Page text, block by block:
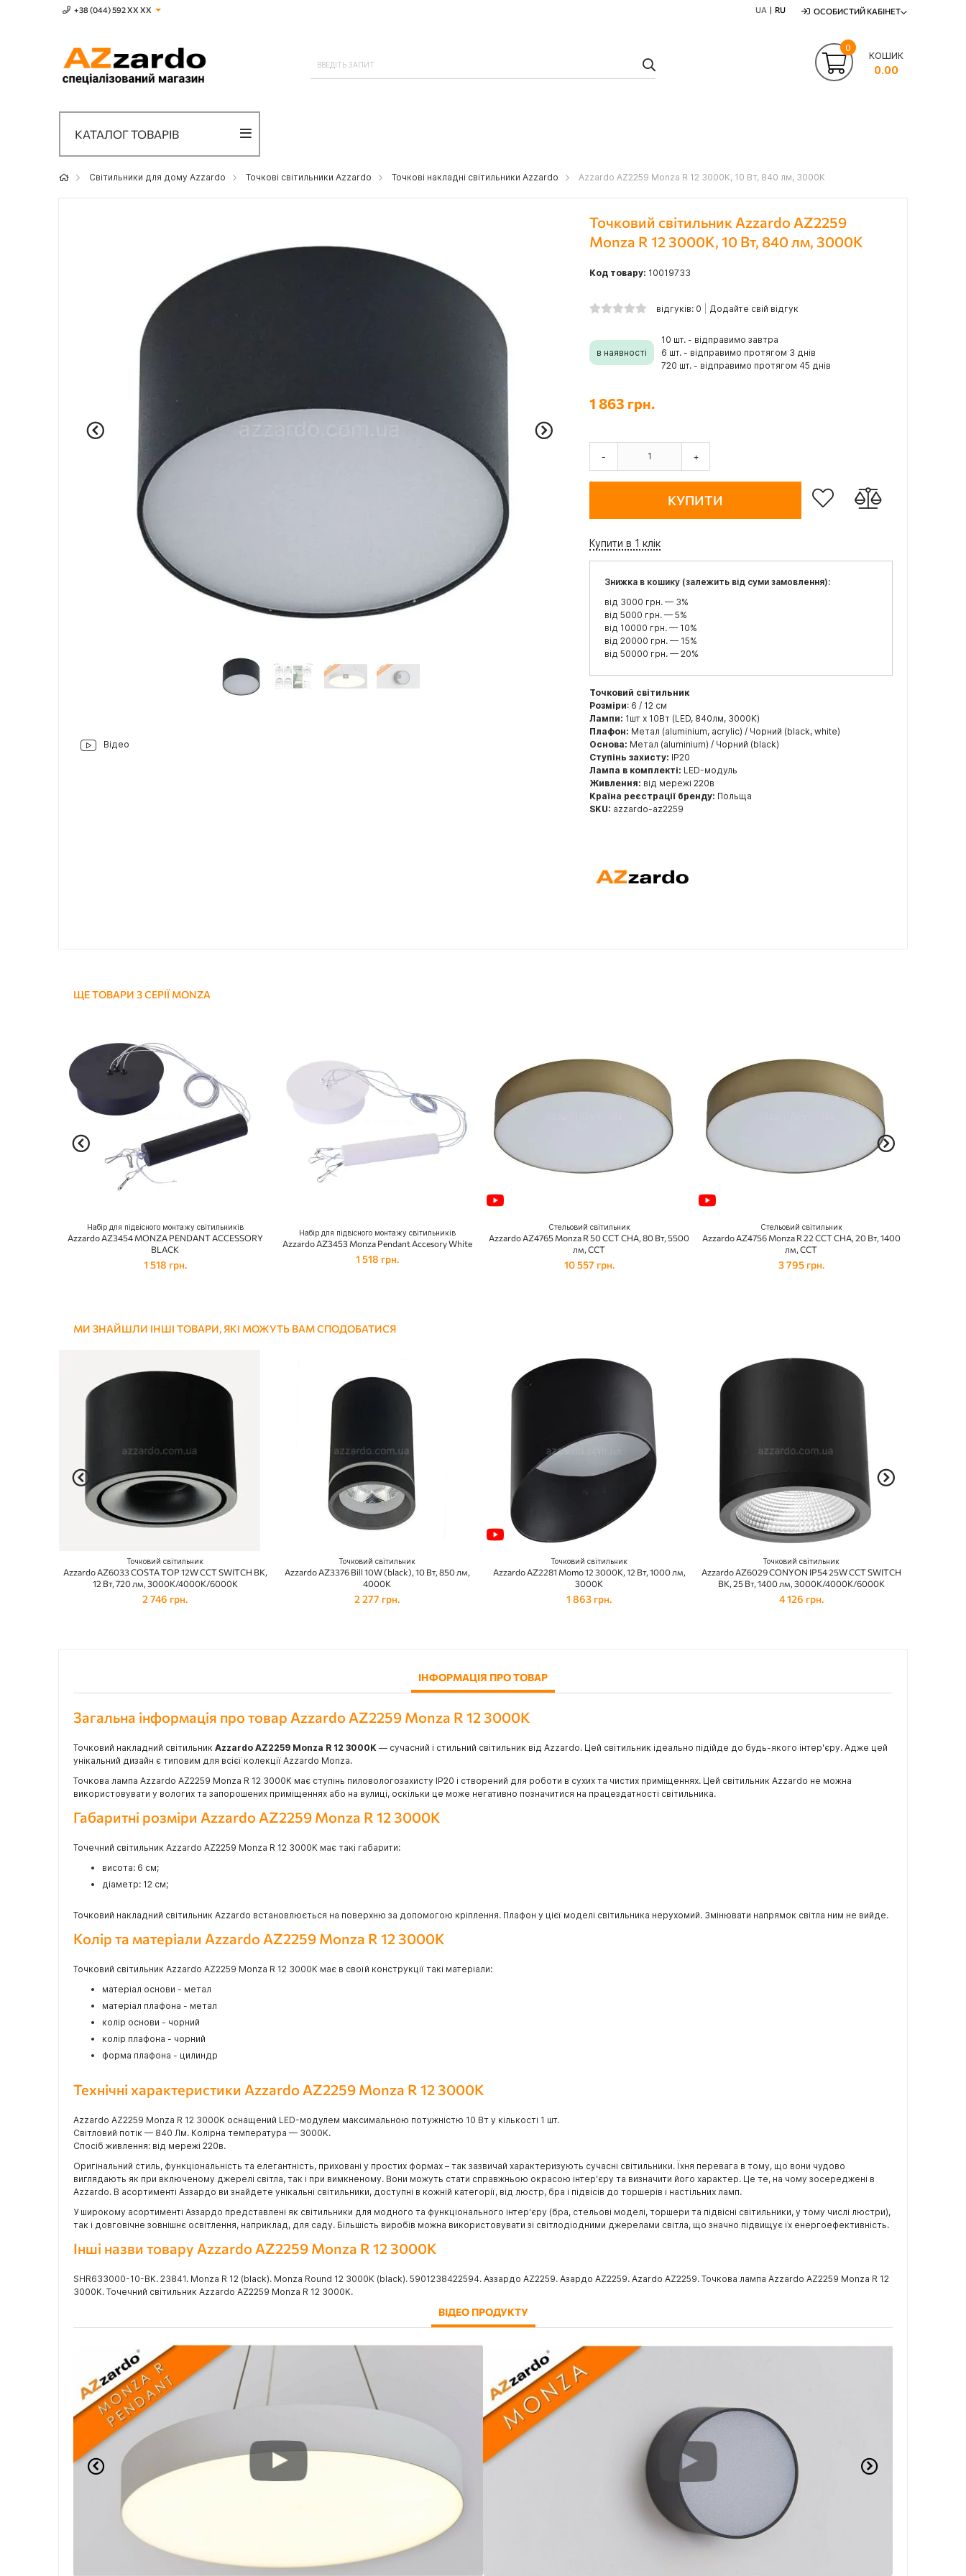
+38 (044) 592 XХ ХХ UA RU ОСОБИСТИЙ КАБІНЕТ
КОШИК
0.00
0
КАТАЛОГ ТОВАРІВ
Світильники для дому Azzardo Точкові світильники Azzardo Точкові накладні світильники Azzardo Azzardo AZ2259 Monza R 12 3000K, 10 Вт, 840 лм, 3000K
Відео
Точковий світильник Azzardo AZ2259
Monza R 12 3000K, 10 Вт, 840 лм, 3000K
Код товару: 10019733
відгуків: 0 Додайте свій відгук
в наявності
10 шт. - відправимо завтра
6 шт. - відправимо протягом 3 днів
720 шт. - відправимо протягом 45 днів
1 863 грн.
- +
КУПИТИ
Купити в 1 клік
Знижка в кошику (залежить від суми замовлення):
від 3000 грн. — 3%
від 5000 грн. — 5%
від 10000 грн. — 10%
від 20000 грн. — 15%
від 50000 грн. — 20%
Точковий світильник
Розміри: 6 / 12 см
Лампи: 1шт x 10Вт (LED, 840лм, 3000K)
Плафон: Метал (aluminium, acrylic) / Чорний (black, white)
Основа: Метал (aluminium) / Чорний (black)
Ступінь захисту: IP20
Лампа в комплекті: LED-модуль
Живлення: від мережі 220в
Країна реєстрації бренду: Польща
SKU: azzardo-az2259
ЩЕ ТОВАРИ З СЕРІЇ MONZA
Набір для підвісного монтажу світильників
Azzardo AZ3454 MONZA PENDANT ACCESSORY
BLACK
1 518 грн.
Набір для підвісного монтажу світильників
Azzardo AZ3453 Monza Pendant Accesory White
1 518 грн.
Стельовий світильник
Azzardo AZ4765 Monza R 50 CCT CHA, 80 Вт, 5500
лм, CCT
10 557 грн.
Стельовий світильник
Azzardo AZ4756 Monza R 22 CCT CHA, 20 Вт, 1400
лм, CCT
3 795 грн.
МИ ЗНАЙШЛИ ІНШІ ТОВАРИ, ЯКІ МОЖУТЬ ВАМ СПОДОБАТИСЯ
Точковий світильник
Azzardo AZ6033 COSTA TOP 12W CCT SWITCH BK,
12 Вт, 720 лм, 3000К/4000К/6000К
2 746 грн.
Точковий світильник
Azzardo AZ3376 Bill 10W (black), 10 Вт, 850 лм,
4000K
2 277 грн.
Точковий світильник
Azzardo AZ2281 Momo 12 3000K, 12 Вт, 1000 лм,
3000K
1 863 грн.
Точковий світильник
Azzardo AZ6029 CONYON IP54 25W CCT SWITCH
BK, 25 Вт, 1400 лм, 3000К/4000К/6000К
4 126 грн.
ІНФОРМАЦІЯ ПРО ТОВАР
Загальна інформація про товар Azzardo AZ2259 Monza R 12 3000K
Точковий накладний світильник Azzardo AZ2259 Monza R 12 3000K — сучасний і стильний світильник від Azzardo. Цей світильник ідеально підійде до будь-якого інтер'єру. Адже цей
унікальний дизайн є типовим для всієї колекції Azzardo Monza.
Точкова лампа Azzardo AZ2259 Monza R 12 3000K має ступінь пиловологозахисту IP20 і створений для роботи в сухих та чистих приміщеннях. Цей світильник Azzardo не можна
використовувати у вологих та запорошених приміщеннях або на вулиці, оскільки це може негативно позначитися на працездатності світильника.
Габаритні розміри Azzardo AZ2259 Monza R 12 3000K
Точечний світильник Azzardo AZ2259 Monza R 12 3000K має такі габарити:
висота: 6 см;
діаметр: 12 см;
Точковий накладний світильник Azzardo встановлюється на поверхню за допомогою кріплення. Плафон у цієї моделі світильника нерухомий. Змінювати напрямок світла ним не вийде.
Колір та матеріали Azzardo AZ2259 Monza R 12 3000K
Точковий світильник Azzardo AZ2259 Monza R 12 3000K має в своїй конструкції такі матеріали:
матеріал основи - метал
матеріал плафона - метал
колір основи - чорний
колір плафона - чорний
форма плафона - цилиндр
Технічні характеристики Azzardo AZ2259 Monza R 12 3000K
Azzardo AZ2259 Monza R 12 3000K оснащений LED-модулем максимальною потужністю 10 Вт у кількості 1 шт.
Світловий потік — 840 Лм. Колірна температура — 3000K.
Спосіб живлення: від мережі 220в.
Оригінальний стиль, функціональність та елегантність, приховані у простих формах – так зазвичай характеризують сучасні світильники. Їхня перевага в тому, що вони чудово
виглядають як при включеному джерелі світла, так і при вимкненому. Вони можуть стати справжньою окрасою інтер'єру та визначити його характер. Це те, на чому зосереджені в
Azzardo. В асортименті Аззардо ви знайдете унікальні світильники, доступні в кожній категорії, від люстр, бра і підвісів до торшерів і настільних ламп.
У широкому асортименті Аззардо представлені як світильники для модного та функціонального інтер'єру (бра, стельові моделі, торшери та підвісні світильники, у тому числі люстри),
так і довговічне зовнішнє освітлення, наприклад, для саду. Більшість виробів можна використовувати зі світлодіодними джерелами світла, що значно підвищує їх енергоефективність.
Інші назви товару Azzardo AZ2259 Monza R 12 3000K
SHR633000-10-BK. 23841. Monza R 12 (black). Monza Round 12 3000K (black). 5901238422594. Аззардо AZ2259. Азардо AZ2259. Azardo AZ2259. Точкова лампа Azzardo AZ2259 Monza R 12
3000K. Точечний світильник Azzardo AZ2259 Monza R 12 3000K.
ВІДЕО ПРОДУКТУ